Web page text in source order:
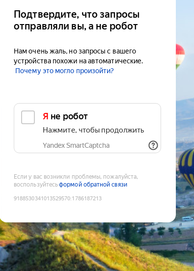
Подтвердите, что запросы
отправляли вы, а не робот
Нам очень жаль, но запросы с вашего
устройства похожи на автоматические.
Почему это могло произойти?
Я не робот
Нажмите, чтобы продолжить
Yandex SmartCaptcha
Если у вас возникли проблемы, пожалуйста,
воспользуйтесьформой обратной связи
9188530341013529570:1786187213